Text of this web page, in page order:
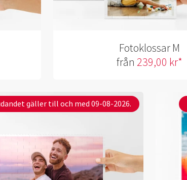
Fotoklossar M
från 239,00 kr*
gäller till och med 09-08-2026.